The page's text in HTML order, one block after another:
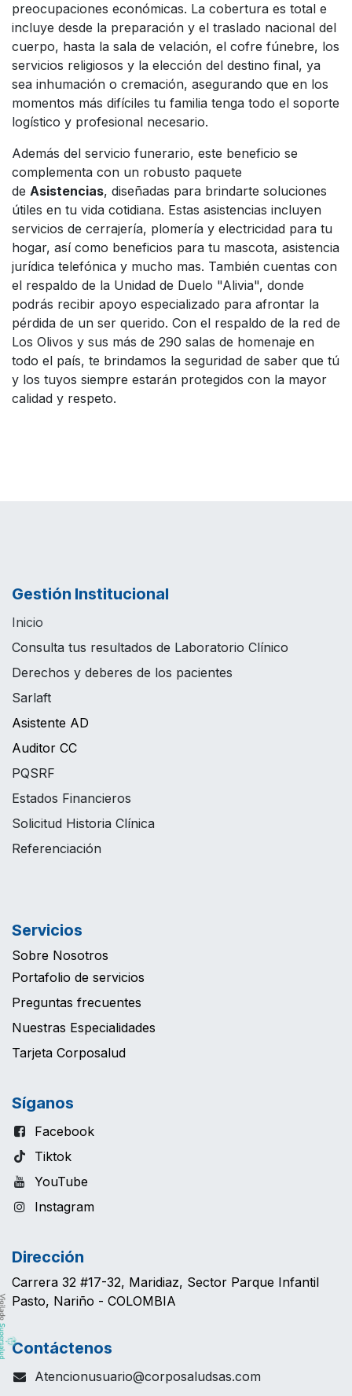
preocupaciones económicas. La cobertura es total e
incluye desde la preparación y el traslado nacional del
cuerpo, hasta la sala de velación, el cofre fúnebre, los
servicios religiosos y la elección del destino final, ya
sea inhumación o cremación, asegurando que en los
momentos más difíciles tu familia tenga todo el soporte
logístico y profesional necesario.
Además del servicio funerario, este beneficio se
complementa con un robusto paquete
de Asistencias, diseñadas para brindarte soluciones
útiles en tu vida cotidiana. Estas asistencias incluyen
servicios de cerrajería, plomería y electricidad para tu
hogar, así como beneficios para tu mascota, asistencia
jurídica telefónica y mucho mas. También cuentas con
el respaldo de la Unidad de Duelo "Alivia", donde
podrás recibir apoyo especializado para afrontar la
pérdida de un ser querido. Con el respaldo de la red de
Los Olivos y sus más de 290 salas de homenaje en
todo el país, te brindamos la seguridad de saber que tú
y los tuyos siempre estarán protegidos con la mayor
calidad y respeto.
Gestión Institucional
Inicio
Consulta tus resultados de Laboratorio Clínico
Derechos y deberes de los pacientes
Sarlaft
Asistente AD
Auditor CC
PQSRF
Estados Financieros
Solicitud Historia Clínica
Referenciación
Servicios
Sobre Nosotros
Portafolio de servicios
Preguntas frecuentes
Nuestras Especialidades
Tarjeta Corposalud
Síganos
Facebook
Tiktok
YouTube
Instagram
Dirección
Carrera 32 #17-32, Maridiaz, Sector Parque Infantil
Pasto, Nariño - COLOMBIA
Contáctenos
Atencionusuario@corposaludsas.com